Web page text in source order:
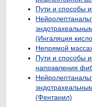
Пути и способы
(Ингаляция
Непрямой
Пути и способы
направления
(Фентанил)